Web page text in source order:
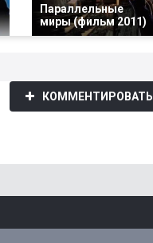
Параллельные
миры (фильм 2011)
КОММЕНТИРОВАТЬ